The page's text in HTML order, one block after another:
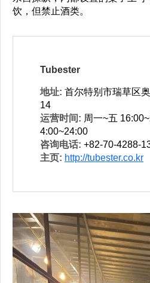
饮，但禁止酒类。
Tubester
地址: 首尔特别市瑞草区
14
运营时间: 周一~五
4:00~24:00
咨询电话: +82-70-4288-
主页: http://tubester.co.kr